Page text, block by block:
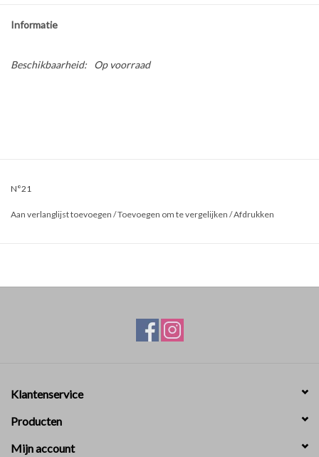
Informatie
Beschikbaarheid: Op voorraad
N°21
Aan verlanglijst toevoegen /Toevoegen om te vergelijken /Afdrukken
Klantenservice
Producten
Mijn account